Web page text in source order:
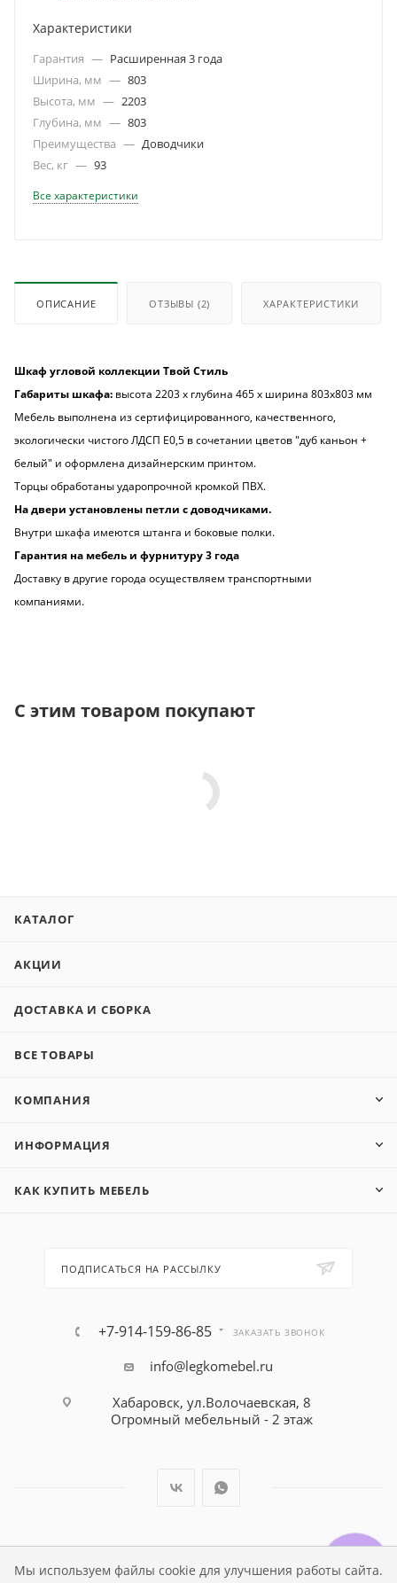
Мы используем файлы cookie для улучшения работы сайта.
Характеристики
Гарантия — Расширенная 3 года
Ширина, мм — 803
Высота, мм — 2203
Глубина, мм — 803
Преимущества — Доводчики
Вес, кг — 93
Все характеристики
ОПИСАНИЕ ОТЗЫВЫ (2) ХАРАКТЕРИСТИКИ
Шкаф угловой коллекции Твой Стиль
Габариты шкафа: высота 2203 х глубина 465 х ширина 803х803 мм
Мебель выполнена из сертифицированного, качественного,
экологически чистого ЛДСП Е0,5 в сочетании цветов "дуб каньон +
белый" и оформлена дизайнерским принтом.
Торцы обработаны ударопрочной кромкой ПВХ.
На двери установлены петли с доводчиками.
Внутри шкафа имеются штанга и боковые полки.
Гарантия на мебель и фурнитуру 3 года
Доставку в другие города осуществляем транспортными
компаниями.
С этим товаром покупают
КАТАЛОГ
АКЦИИ
ДОСТАВКА И СБОРКА
ВСЕ ТОВАРЫ
КОМПАНИЯ
ИНФОРМАЦИЯ
КАК КУПИТЬ МЕБЕЛЬ
ПОДПИСАТЬСЯ НА РАССЫЛКУ
+7-914-159-86-85 ЗАКАЗАТЬ ЗВОНОК
info@legkomebel.ru
Хабаровск, ул.Волочаевская, 8
Огромный мебельный - 2 этаж